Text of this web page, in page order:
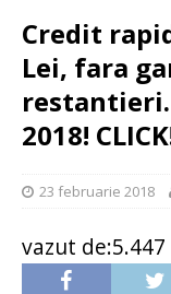
Credit
Lei, fara
2018!
23 februarie 2018
vazut de:5.447